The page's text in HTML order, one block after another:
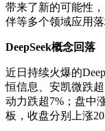
带来了新的可能性
伴等多个领域应用落
DeepSeek概念回落
近日持续火爆的
恒信息、安凯微跌
动力跌超7%；盘中
板，收盘分别上涨